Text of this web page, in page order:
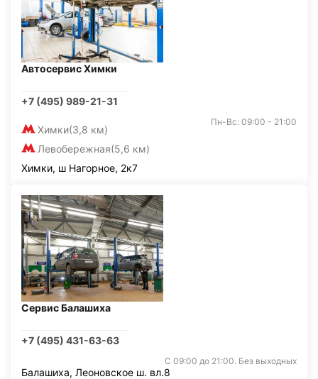
Автосервис Химки
+7 (495) 989-21-31
Химки(3,8 км)
Левобережная(5,6 км)
Пн-Вс: 09:00 - 21:00
Химки, ш Нагорное, 2к7
Сервис Балашиха
+7 (495) 431-63-63
С 09:00 до 21:00. Без выходных
Балашиха, Леоновское ш. вл.8